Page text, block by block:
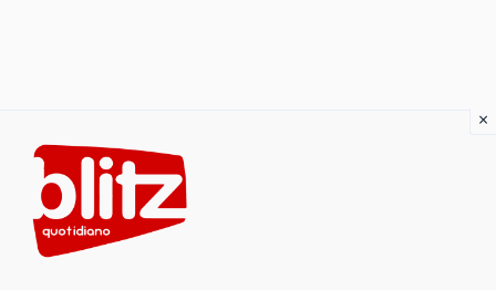
content
×